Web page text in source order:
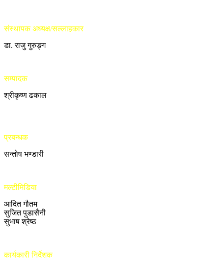
संस्थापक अध्यक्ष/सल्लाहकार
डा. राजु गुरुङ्ग
सम्पादक
श्रीकृष्ण ढकाल
प्रबन्धक
सन्तोष भण्डारी
मल्टीमिडिया
आदित गौतम
सुजित पुडासैनी
सुभाष श्रेष्ठ
कार्यकारी निर्देशक